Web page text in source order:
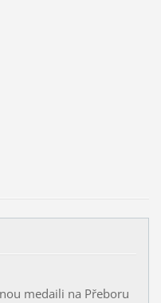
medaili na Přeboru